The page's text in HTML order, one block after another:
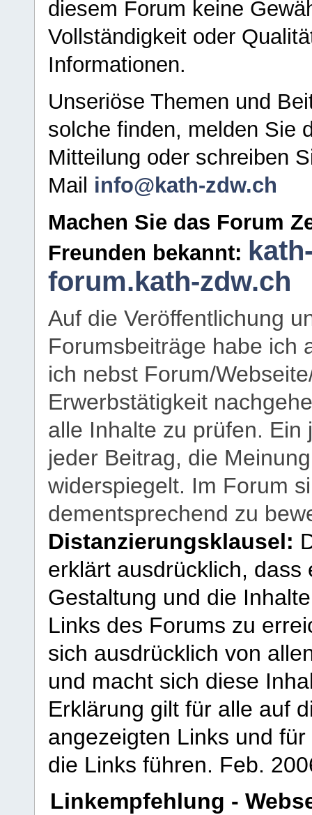
diesem Forum keine
Vollständigkeit oder
Informationen.
Unseriöse Themen und
solche finden, melden Sie
Mitteilung oder schreiben
Mail info@kath-zdw.ch
Machen Sie das Forum
Freunden bekannt:
forum.kath-zdw.ch
Auf die Veröffentlichung
Forumsbeiträge habe ich
ich nebst Forum/
Erwerbstätigkeit
alle Inhalte zu prüfen.
jeder Beitrag, die
widerspiegelt. Im Forum
dementsprechend zu
Distanzierungsklausel:
erklärt ausdrücklich,
Gestaltung und die
Links des Forums zu
sich ausdrücklich von
und macht sich diese
Erklärung gilt für alle auf
angezeigten Links und
die Links führen. Feb.
Linkempfehlung -